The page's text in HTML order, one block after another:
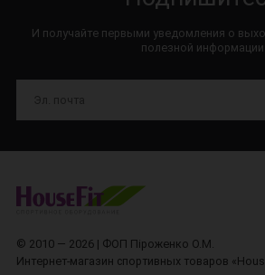
И получайте первыми уведомления о
полезной информации
© 2010 — 2026 | ФОП Піроженко О.М.
Интернет-магазин спортивных товаров